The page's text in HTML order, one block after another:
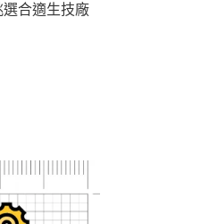
合適生技廠